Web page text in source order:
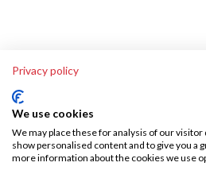
Privacy policy
We use cookies
We may place these for analysis of our
show personalised content and to give you a
more information about the cookies we use